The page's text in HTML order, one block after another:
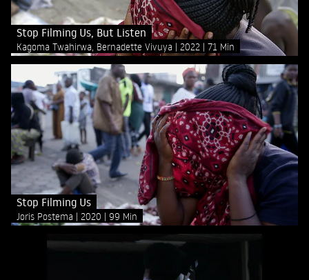
Stop Filming Us, But Listen
Kagoma Twahirwa, Bernadette Vivuya 2022 71 Min
Stop Filming Us
Joris Postema 2020 99 Min